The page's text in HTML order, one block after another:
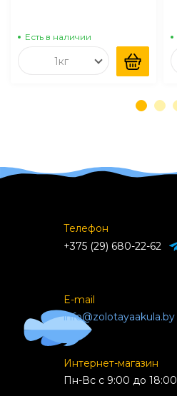
Есть в наличии
1кг
Телефон
+375 (29) 680-22-62
E-mail
info@zolotayaakula.by
Интернет-магазин
Пн-Вс с 9:00 до 18:00